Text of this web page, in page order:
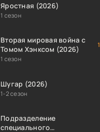
Яростная (2026)
1 сезон
Вторая мировая война с
Томом Хэнксом (2026)
1 сезон
Шугар (2026)
1-2 сезон
Подразделение
специального